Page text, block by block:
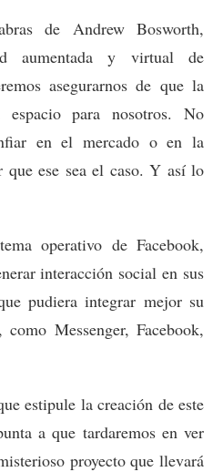
de Andrew Bosworth,
aumentada y virtual de
asegurarnos de que la
espacio para nosotros. No
en el mercado o en la
que ese sea el caso. Y así lo
operativo de Facebook,
interacción social en sus
pudiera integrar mejor su
Messenger, Facebook,
estipule la creación de este
a que tardaremos en ver
proyecto que llevará